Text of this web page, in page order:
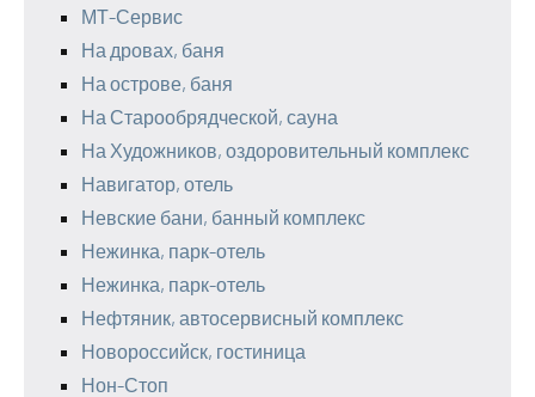
МТ-Сервис
На дровах, баня
На острове, баня
На Старообрядческой, сауна
На Художников, оздоровительный комплекс
Навигатор, отель
Невские бани, банный комплекс
Нежинка, парк-отель
Нежинка, парк-отель
Нефтяник, автосервисный комплекс
Новороссийск, гостиница
Нон-Стоп